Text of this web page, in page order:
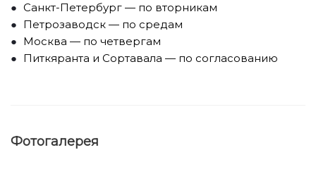
Санкт-Петербург — по вторникам
Петрозаводск — по средам
Москва — по четвергам
Питкяранта и Сортавала — по согласованию
Фотогалерея